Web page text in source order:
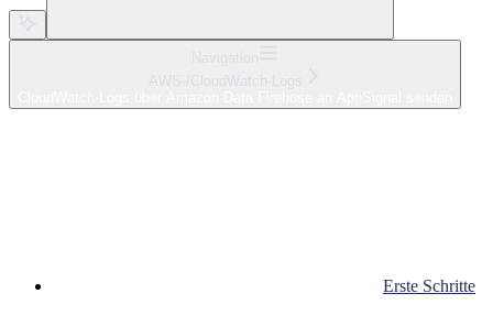
Erste Schritte